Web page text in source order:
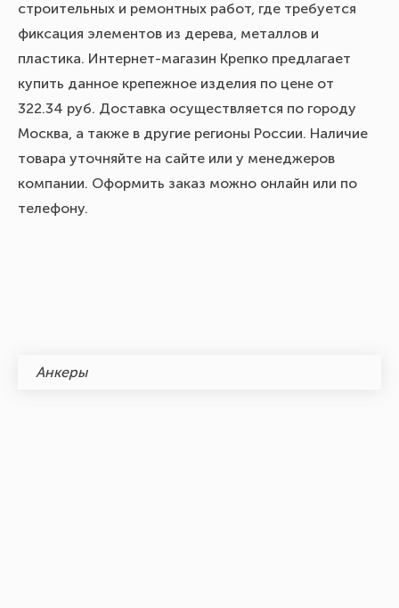
строительных и ремонтных работ, где требуется
фиксация элементов из дерева, металлов и
пластика. Интернет-магазин Крепко предлагает
купить данное крепежное изделия по цене от
322.34 руб. Доставка осуществляется по городу
Москва, а также в другие регионы России. Наличие
товара уточняйте на сайте или у менеджеров
компании. Оформить заказ можно онлайн или по
телефону.
Анкеры